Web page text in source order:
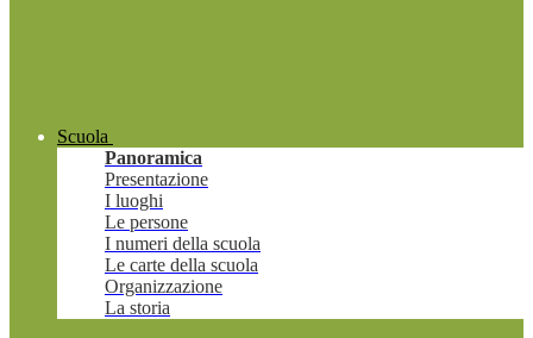
Scuola
Panoramica
Presentazione
I luoghi
Le persone
I numeri della scuola
Le carte della scuola
Organizzazione
La storia